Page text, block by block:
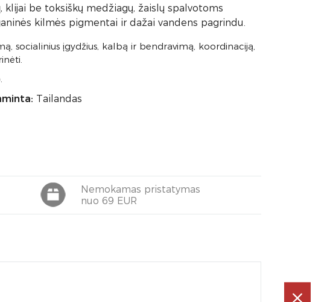
klijai be toksiškų medžiagų, žaislų spalvotoms
kilmės pigmentai ir dažai vandens pagrindu.
socialinius įgydžius, kalbą ir bendravimą, koordinaciją,
Tailandas
Nemokamas pristatymas
nuo 69 EUR